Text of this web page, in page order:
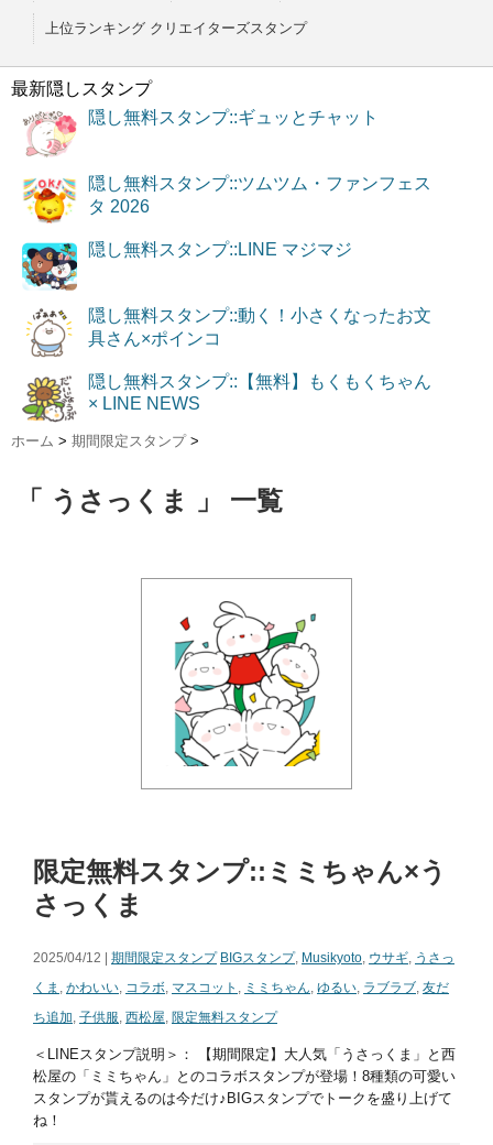
上位ランキング クリエイターズスタンプ
最新隠しスタンプ
隠し無料スタンプ::ギュッとチャット
隠し無料スタンプ::ツムツム・ファンフェス
タ 2026
隠し無料スタンプ::LINE マジマジ
隠し無料スタンプ::動く！小さくなったお文
具さん×ポインコ
隠し無料スタンプ::【無料】もくもくちゃん
× LINE NEWS
ホーム > 期間限定スタンプ >
「 うさっくま 」 一覧
限定無料スタンプ::ミミちゃん×う
さっくま
2025/04/12 | 期間限定スタンプ BIGスタンプ, Musikyoto, ウサギ, うさっ
くま , かわいい, コラボ, マスコット , ミミちゃん, ゆるい, ラブラブ, 友だ
ち追加, 子供服, 西松屋, 限定無料スタンプ
＜LINEスタンプ説明＞： 【期間限定】大人気「うさっくま」と西
松屋の「ミミちゃん」とのコラボスタンプが登場！8種類の可愛い
スタンプが貰えるのは今だけ♪BIGスタンプでトークを盛り上げて
ね！